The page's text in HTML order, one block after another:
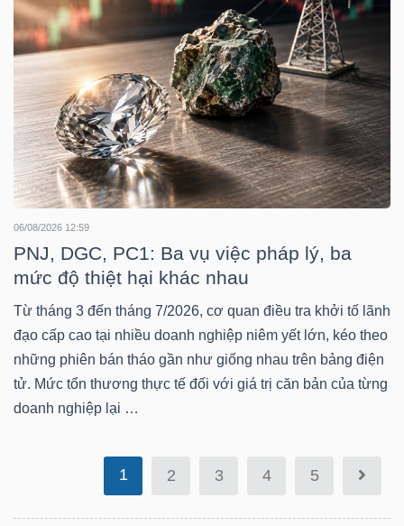
06/08/2026 12:59
PNJ, DGC, PC1: Ba vụ việc pháp lý, ba
mức độ thiệt hại khác nhau
Từ tháng 3 đến tháng 7/2026, cơ quan điều tra khởi tố lãnh
đạo cấp cao tại nhiều doanh nghiệp niêm yết lớn, kéo theo
những phiên bán tháo gần như giống nhau trên bảng điện
tử. Mức tổn thương thực tế đối với giá trị căn bản của từng
doanh nghiệp lại …
1 2 3 4 5
TÀI
CHÍNH
CÔNG
NGHỆ
THÔNG
TIN
DỊCH
VỤ
TRUYỀN
THÔNG
TIỆN